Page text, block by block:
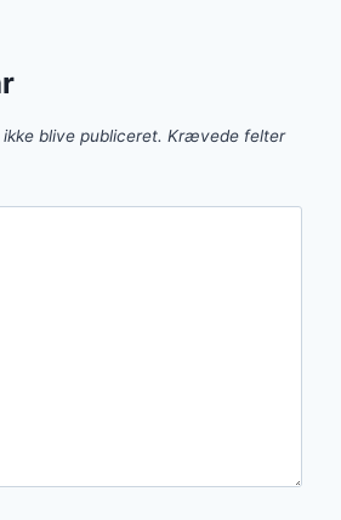
blive publiceret. Krævede felter